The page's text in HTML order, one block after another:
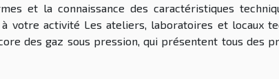
et la connaissance des caractéristiques
activité Les ateliers, laboratoires et locaux
des gaz sous pression, qui présentent tous des